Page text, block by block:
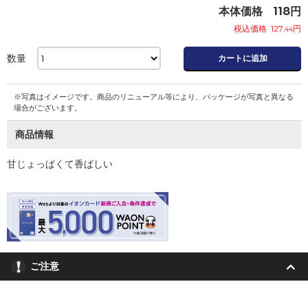
本体価格 118円
税込価格 127.44円
数量 カートに追加
※写真はイメージです。商品のリニューアル等により、パッケージが写真と異なる
場合がございます。
商品情報
甘じょっぱくて香ばしい
ご注意